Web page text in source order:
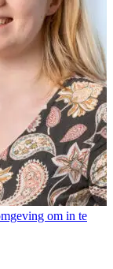
om in te